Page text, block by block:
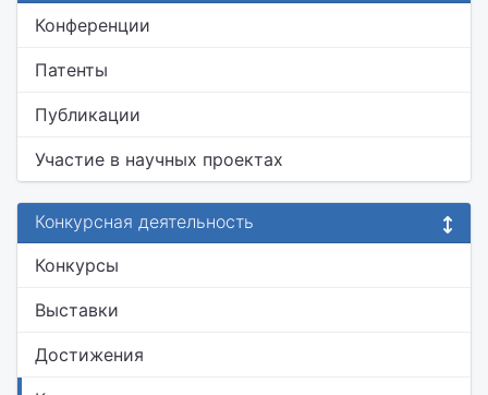
Конференции
Патенты
Публикации
Участие в научных проектах
Конкурсная деятельность
Конкурсы
Выставки
Достижения